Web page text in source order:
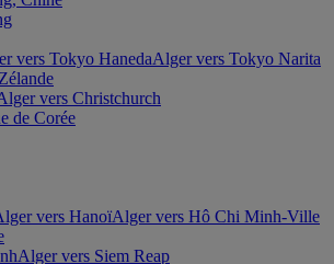
vers Tokyo HanedaAlger vers Tokyo Narita
vers Christchurch
de Corée
vers HanoïAlger vers Hô Chi Minh-Ville
Alger vers Siem Reap